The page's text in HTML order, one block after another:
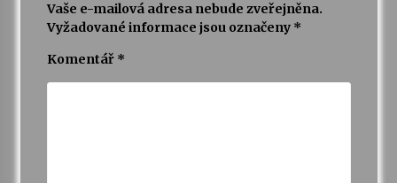
Vysočinka
Vaše e-mailová adresa nebude zveřejněna.
Vyžadované informace jsou označeny *
Komentář *